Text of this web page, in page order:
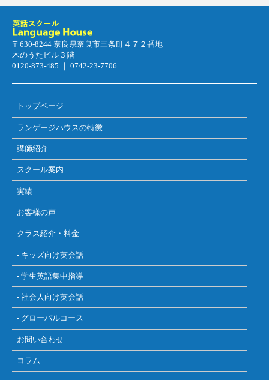
〒630-8244 奈良県奈良市三条町４７２番地
木のうたビル３階
0120-873-485 ｜ 0742-23-7706
トップページ
ランゲージハウスの特徴
講師紹介
スクール案内
実績
お客様の声
クラス紹介・料金
- キッズ向け英会話
- 学生英語集中指導
- 社会人向け英会話
- グローバルコース
お問い合わせ
コラム